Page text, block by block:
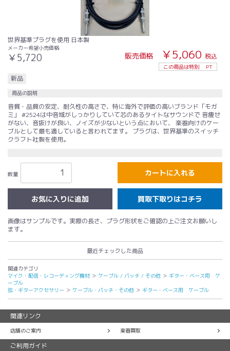
世界基準プラグを使用 日本製
メーカー希望小売価格
￥5,720 販売価格 ￥5,060 税込
この商品は特別 PT
新品
商品の説明
音質・品質の安定、耐久性の高さで、特に海外で評価の高いブランド「モガ
ミ」 #2524は中音域がしっかりしていて芯のあるタイトなサウンドで 音痩せ
がない、音抜けが良い、ノイズが少ないという点において、 楽器向けのケー
ブルとして最も適していると言われてます。 プラグは、世界基準のスイッチ
クラフト社製を使用。
数量 カートに入れる
買取下取りはコチラ
画像はサンプルです。実際の長さ、プラグ形状をご確認の上ご注文お願いし
ます。
最近チェックした商品
関連カテゴリ
マイク・配信・レコーディング機材 ＞ ケーブル / パッチ / その他 ＞ ギター・ベース用 ケ
ーブル
弦・ギターアクセサリー ＞ ケーブル・パッチ・その他 ＞ ギター・ベース用 ケーブル
関連リンク
店舗のご案内 楽器買取
ご利用ガイド